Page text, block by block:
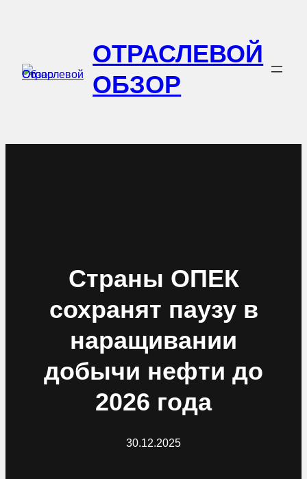
ОТРАСЛЕВОЙ
ОБЗОР
Страны ОПЕК
сохранят паузу в
наращивании
добычи нефти до
2026 года
30.12.2025